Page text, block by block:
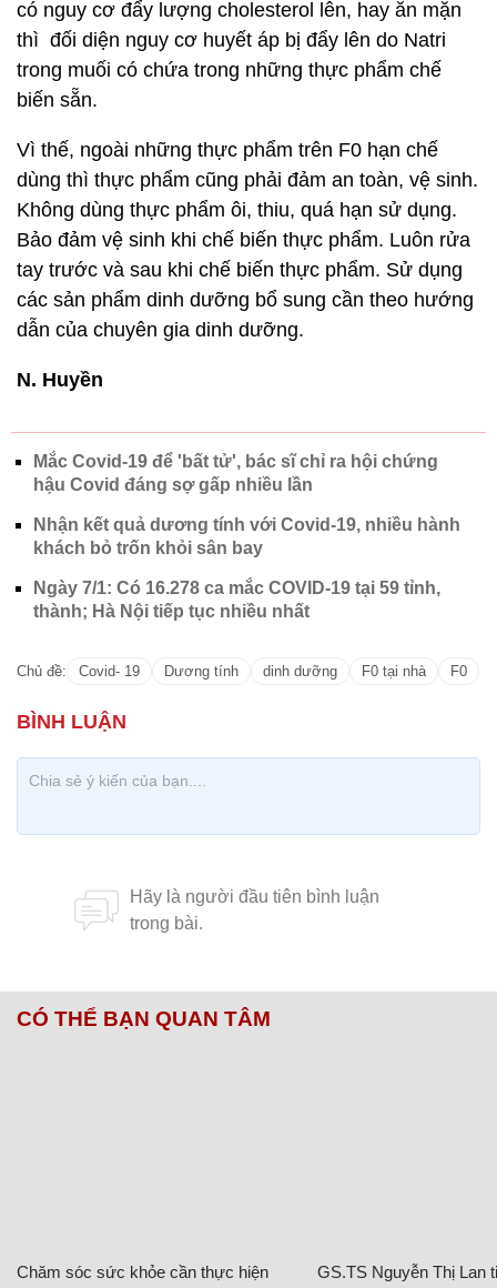
có nguy cơ đẩy lượng cholesterol lên, hay ăn mặn
thì đối diện nguy cơ huyết áp bị đẩy lên do Natri
trong muối có chứa trong những thực phẩm chế
biến sẵn.
Vì thế, ngoài những thực phẩm trên F0 hạn chế
dùng thì thực phẩm cũng phải đảm an toàn, vệ sinh.
Không dùng thực phẩm ôi, thiu, quá hạn sử dụng.
Bảo đảm vệ sinh khi chế biến thực phẩm. Luôn rửa
tay trước và sau khi chế biến thực phẩm. Sử dụng
các sản phẩm dinh dưỡng bổ sung cần theo hướng
dẫn của chuyên gia dinh dưỡng.
N. Huyền
Mắc Covid-19 để 'bất tử', bác sĩ chỉ ra hội chứng
hậu Covid đáng sợ gấp nhiều lần
Nhận kết quả dương tính với Covid-19, nhiều hành
khách bỏ trốn khỏi sân bay
Ngày 7/1: Có 16.278 ca mắc COVID-19 tại 59 tỉnh,
thành; Hà Nội tiếp tục nhiều nhất
Chủ đề: Covid- 19 Dương tính dinh dưỡng F0 tại nhà F0
CÓ THỂ BẠN QUAN TÂM
Chăm sóc sức khỏe cần thực hiện
GS.TS Nguyễn Thị Lan